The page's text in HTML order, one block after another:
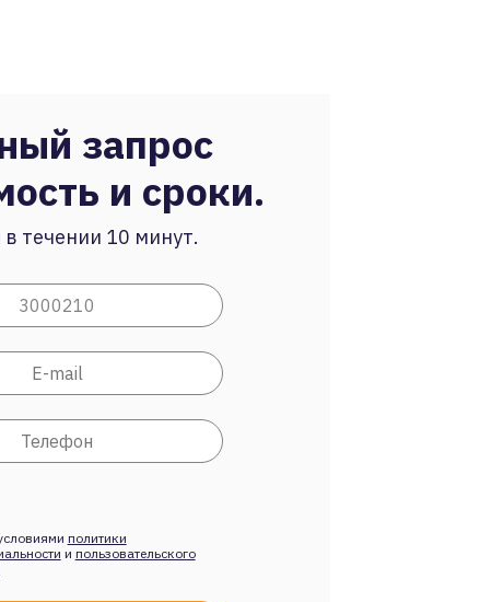
запрос
и сроки.
течении 10 минут.
политики
и пользовательского